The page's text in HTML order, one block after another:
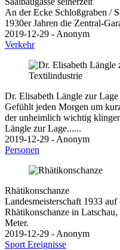
An der Ecke Schloßgraben /
1930er Jahren die Zentral-
2019-12-29 - Anonym
Verkehr
Dr. Elisabeth Längle zur
Gefühlt jeden Morgen um
der unheimlich wichtig
Längle zur Lage......
2019-12-29 - Anonym
Personen
Rhätikonschanze
Landesmeisterschaft 1933
Rhätikonschanze in
Meter.
2019-12-29 - Anonym
Sport Ereignisse